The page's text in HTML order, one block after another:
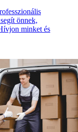
önnek,
minket és